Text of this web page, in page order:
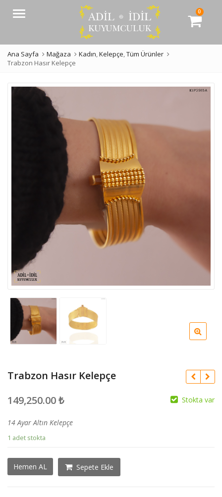
Menü 0
Ana Sayfa Mağaza Kadın,Kelepçe,Tüm Ürünler
Trabzon Hasır Kelepçe
Trabzon Hasır Kelepçe
149,250.00₺ Stokta var
14 Ayar Altın Kelepçe
1 adet stokta
Hemen AL
Trabzon
Hasır
Sepete Ekle